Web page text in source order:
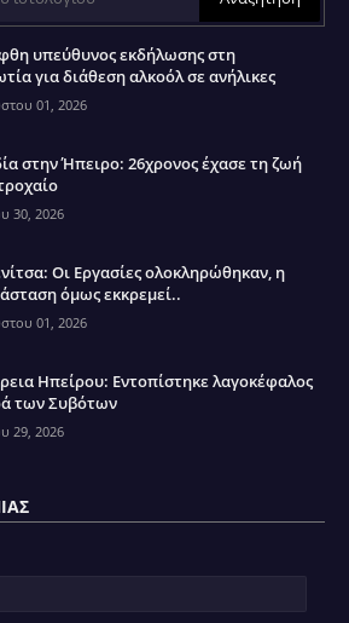
υπεύθυνος εκδήλωσης στη
για διάθεση αλκοόλ σε ανήλικες
01, 2026
στην Ήπειρο: 26χρονος έχασε τη ζωή
30, 2026
Οι Εργασίες ολοκληρώθηκαν, η
όμως εκκρεμεί..
01, 2026
Ηπείρου: Εντοπίστηκε λαγοκέφαλος
των Συβότων
29, 2026